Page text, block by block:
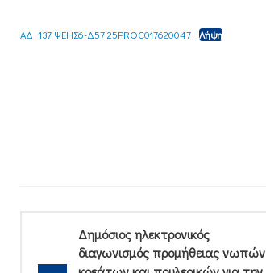
ΑΔ_137 ΨΕΗΣ6-Δ57 25PROC017620047 Λήψη
Δημόσιος ηλεκτρονικός
διαγωνισμός προμήθειας νωπών